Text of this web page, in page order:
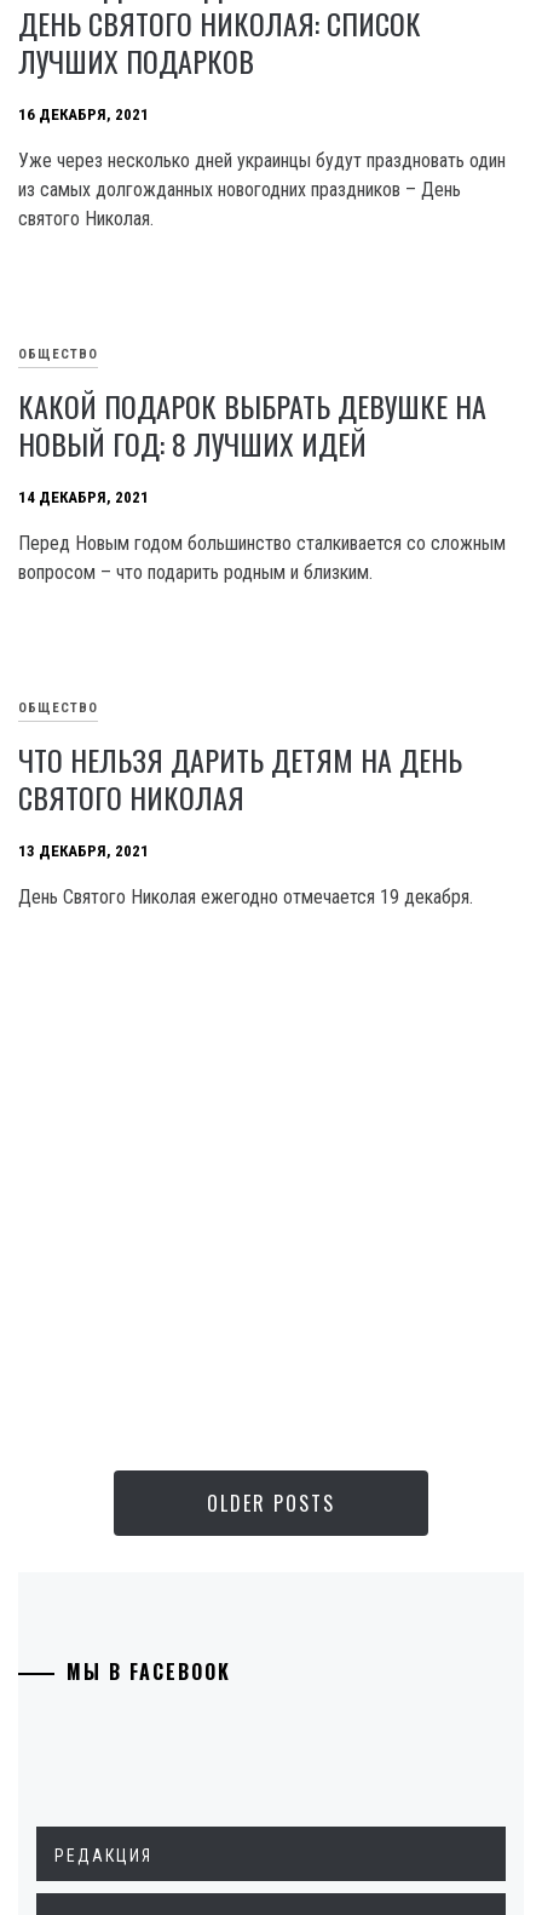
ДЕНЬ СВЯТОГО НИКОЛАЯ: СПИСОК
ЛУЧШИХ ПОДАРКОВ
16 ДЕКАБРЯ, 2021
Уже через несколько дней украинцы будут праздновать один
из самых долгожданных новогодних праздников – День
святого Николая.
ОБЩЕСТВО
КАКОЙ ПОДАРОК ВЫБРАТЬ ДЕВУШКЕ НА
НОВЫЙ ГОД: 8 ЛУЧШИХ ИДЕЙ
14 ДЕКАБРЯ, 2021
Перед Новым годом большинство сталкивается со сложным
вопросом – что подарить родным и близким.
ОБЩЕСТВО
ЧТО НЕЛЬЗЯ ДАРИТЬ ДЕТЯМ НА ДЕНЬ
СВЯТОГО НИКОЛАЯ
13 ДЕКАБРЯ, 2021
День Святого Николая ежегодно отмечается 19 декабря.
OLDER POSTS
МЫ В FACEBOOK
РЕДАКЦИЯ